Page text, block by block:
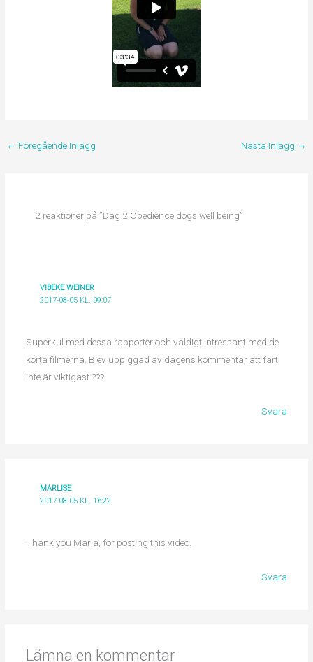
← Föregående Inlägg Nästa Inlägg →
2 reaktioner på ”Dag 2 Obedience dogs well being”
VIBEKE WEINER
2017-08-05 KL. 09:07
Superkul med dessa rapporter och väldigt intressant med de
korta filmerna. Blev uppiggad av dagens kommentar att fart
inte är viktigast ???
Svara
MARLISE
2017-08-05 KL. 16:22
Thank you Maria, for posting this video.
Svara
Lämna en kommentar